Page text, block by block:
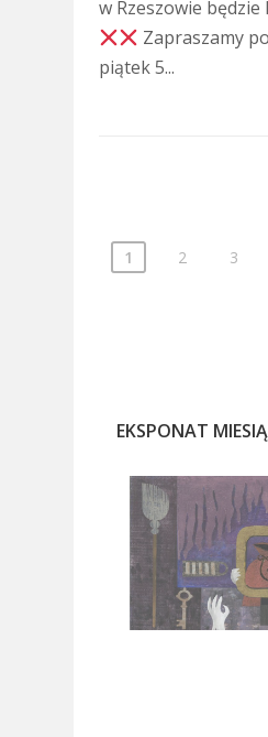
w Rzeszowie będzie
Zapraszamy
piątek 5...
1 2 3
EKSPONAT